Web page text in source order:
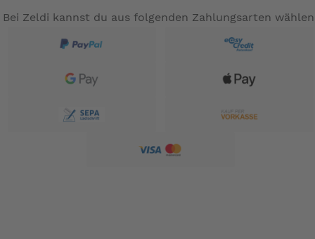
Bei Zeldi kannst du aus folgenden Zahlungsarten